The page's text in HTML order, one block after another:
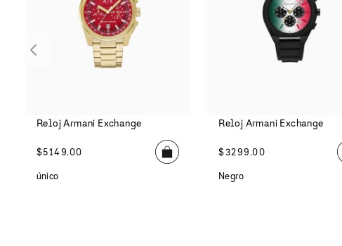
Reloj Armani Exchange
$5149.00
único
Reloj Armani Exchange
$3299.00
Negro